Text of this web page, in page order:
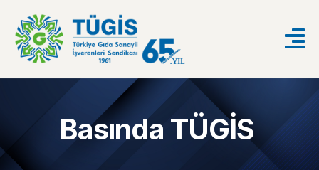
Basında TÜGİS